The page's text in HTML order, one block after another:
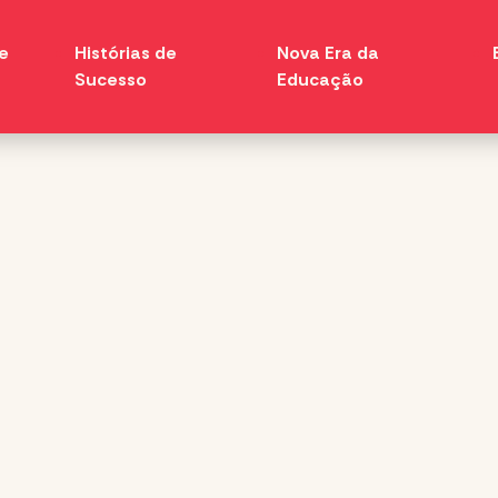
Histórias de
Sucesso
Nova Era da
Educação